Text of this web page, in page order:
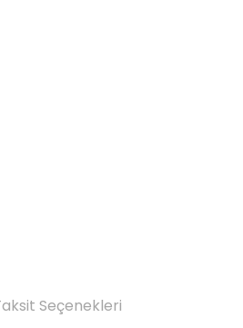
Seçenekleri